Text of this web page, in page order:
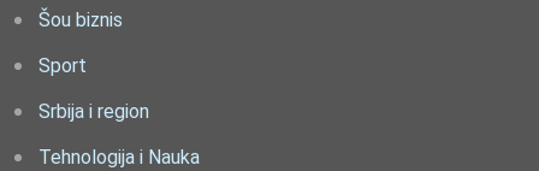
Šou biznis
Sport
Srbija i region
Tehnologija i Nauka